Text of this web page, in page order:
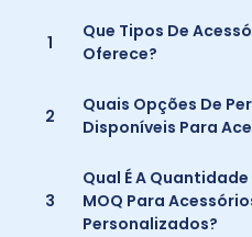
1
Que Tipos De
Oferece?
2
Quais Opções De
Disponíveis Para
3
Qual É A
MOQ Para
Personalizados?